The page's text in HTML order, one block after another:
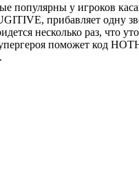
популярны у игроков
прибавляет одну
несколько раз, что
поможет код